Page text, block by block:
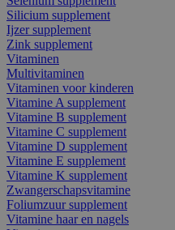
Silicium supplement
Ijzer supplement
Zink supplement
Vitaminen
Multivitaminen
Vitaminen voor kinderen
Vitamine A supplement
Vitamine B supplement
Vitamine C supplement
Vitamine D supplement
Vitamine E supplement
Vitamine K supplement
Zwangerschapsvitamine
Foliumzuur supplement
Vitamine haar en nagels